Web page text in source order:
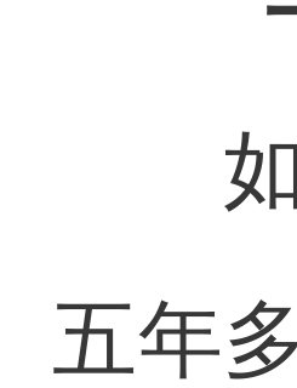
如
五年